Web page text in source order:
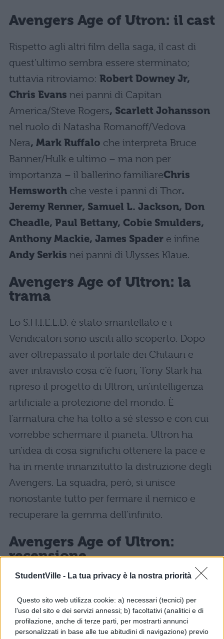
StudentVille - La tua privacy è la nostra priorità
Questo sito web utilizza cookie: a) necessari (tecnici) per
l'uso del sito e dei servizi annessi; b) facoltativi (analitici e di
profilazione, anche di terze parti, per mostrarti annunci
personalizzati in base alle tue abitudini di navigazione) previo
Avengers Age of Utron: il cast
Rispetto agli altri film della saga, il cast di
quest’ultimo sembra essere sterminato;
tuttavia ritroviamo: Robert Downey Jr,
Chris Evans nei panni di Capitan
America/Steve Rogers, Scarlett Johansson
nel ruolo di Natasha Romanoff/Vedova
Nera, Mark Ruffalo che interpreta Bruce
Banner/Hulk e ultimo – ma non per
importanza – il ballerino familiareChris
Hemsworth che veste i panni di Thor.
Jeremy Renner, Samuel L. Jackson, Don
Cheadle, Paul Bettany, Cobie Smulders,
Anthony Mackie, James Spader e infine
Andy Serkis nei panni di Ulysses Klaue.
Avengers Age of Ultron: la
trama
Lo S.H.I.E.L.D. è stato smantellato e i
Vendicatori sono usciti allo scoperto. Dopo
aver oltrepassato il portale dei Chitauri e
aver intravisto cosa c’è fuori, Tony Stark ha
ripreso il progetto di Ultron, un’intelligenza
artificiale a protezione del mondo. È
l’armatura che ha tolto a sé stesso e con cui
vorrebbe schermare il pianeta. Ultron ha
un’idea di cosa significhi ottenere la pace e
ha in mente innanzitutto la distruzione degli
Avengers. La squadra, però, si unisce
nonostante tutto per fermare il nemico e
recuperare la gemma dell’infinito.
Avengers Age of Ultron:
recensione
Questo secondo capitolo sui Vendicatori è
stato un rischio vero e proprio per la Marvel e
Joss Whedon. Nonostante sia stato
considerato meno brillante del predecessore,